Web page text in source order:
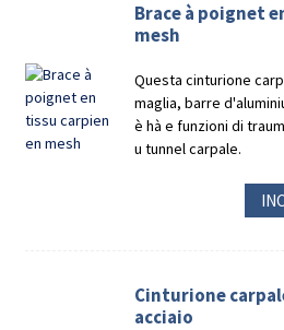
Brace à poignet
mesh
Questa cinturione
maglia, barre
è hà e funzioni di
u tunnel carpale.
Cinturione
acciaio